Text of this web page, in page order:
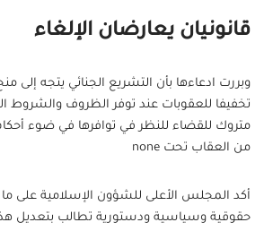
قانونيان يعارضان الإلغاء
وبررت ادعاءها بأن التشريع الجنائي يتجه إلى
تخفيفا للعقوبات عند توفر الظروف والشروط
متروك للقضاء للنظر في توافرها في ضوء أحكام
من العقاب تحت none
أكد المجلس الأعلى للشؤون الإسلامية على ما
حقوقية وسياسية ودستورية تطالب بتعديل